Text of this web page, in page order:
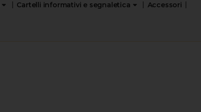
Cartelli informativi e segnaletica Accessori